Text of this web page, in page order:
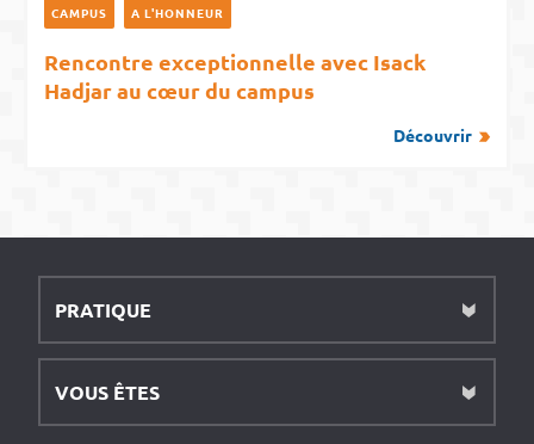
CAMPUS A L'HONNEUR
Rencontre exceptionnelle avec Isack
Hadjar au cœur du campus
Découvrir
PRATIQUE
VOUS ÊTES